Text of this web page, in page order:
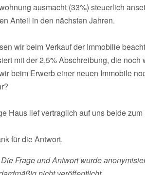
ausmacht (33%) steuerlich
Anteil in den nächsten Jahren.
wir beim Verkauf der Immobilie
mit der 2,5% Abschreibung, die
beim Erwerb einer neuen Immobile
Haus lief vertraglich auf uns beide zum
für die Antwort.
Frage und Antwort wurde